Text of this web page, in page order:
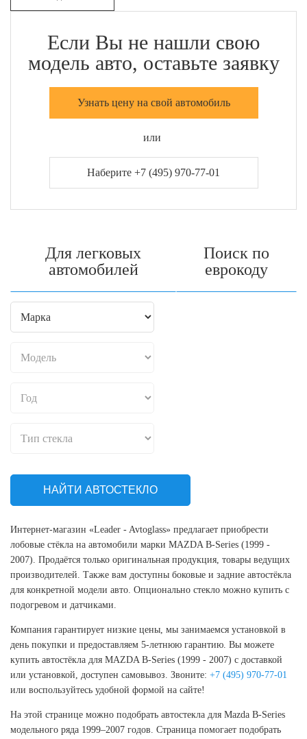
Если Вы не нашли свою
модель авто, оставьте заявку
Узнать цену на свой автомобиль
или
Наберите +7 (495) 970-77-01
Для легковых
автомобилей
Поиск по
еврокоду
НАЙТИ АВТОСТЕКЛО
Интернет-магазин «Leader - Avtoglass» предлагает приобрести
лобовые стёкла на автомобили марки MAZDA B-Series (1999 -
2007). Продаётся только оригинальная продукция, товары ведущих
производителей. Также вам доступны боковые и задние автостёкла
для конкретной модели авто. Опционально стекло можно купить с
подогревом и датчиками.
Компания гарантирует низкие цены, мы занимаемся установкой в
день покупки и предоставляем 5-летнюю гарантию. Вы можете
купить автостёкла для MAZDA B-Series (1999 - 2007) с доставкой
или установкой, доступен самовывоз. Звоните: +7 (495) 970-77-01
или воспользуйтесь удобной формой на сайте!
На этой странице можно подобрать автостекла для Mazda B-Series
модельного ряда 1999–2007 годов. Страница помогает подобрать